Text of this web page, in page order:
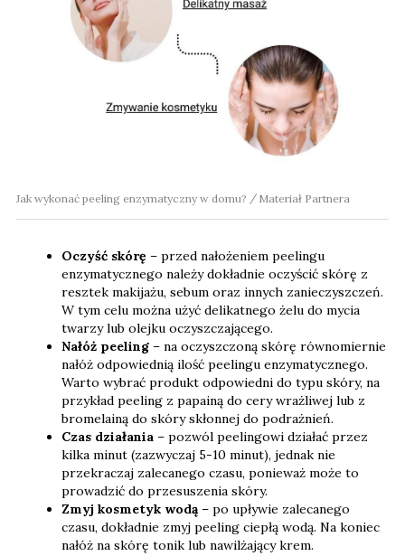
Jak wykonać peeling enzymatyczny w domu? Materiał Partnera
Oczyść skórę – przed nałożeniem peelingu
enzymatycznego należy dokładnie oczyścić skórę z
resztek makijażu, sebum oraz innych zanieczyszczeń.
W tym celu można użyć delikatnego żelu do mycia
twarzy lub olejku oczyszczającego.
Nałóż peeling – na oczyszczoną skórę równomiernie
nałóż odpowiednią ilość peelingu enzymatycznego.
Warto wybrać produkt odpowiedni do typu skóry, na
przykład peeling z papainą do cery wrażliwej lub z
bromelainą do skóry skłonnej do podrażnień.
Czas działania – pozwól peelingowi działać przez
kilka minut (zazwyczaj 5-10 minut), jednak nie
przekraczaj zalecanego czasu, ponieważ może to
prowadzić do przesuszenia skóry.
Zmyj kosmetyk wodą – po upływie zalecanego
czasu, dokładnie zmyj peeling ciepłą wodą. Na koniec
nałóż na skórę tonik lub nawilżający krem.